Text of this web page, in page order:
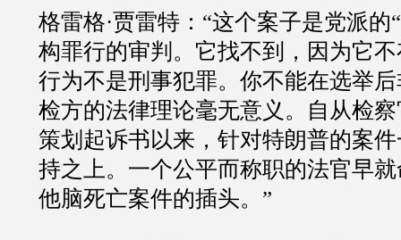
格雷格·贾雷特：“这个案子是党派
构罪行的审判。它找不到，因为它
行为不是刑事犯罪。你不能在选举
检方的法律理论毫无意义。自从检
策划起诉书以来，针对特朗普的案
持之上。一个公平而称职的法官早
他脑死亡案件的插头。”